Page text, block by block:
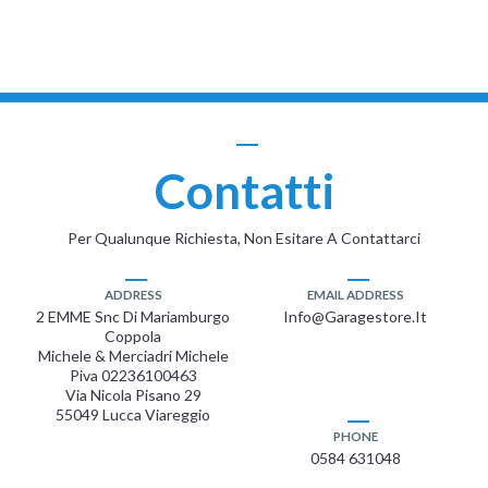
Contatti
Per Qualunque Richiesta, Non Esitare A Contattarci
ADDRESS
2 EMME Snc Di Mariamburgo
Coppola
Michele & Merciadri Michele
Piva 02236100463
Via Nicola Pisano 29
55049 Lucca Viareggio
EMAIL ADDRESS
Info@garagestore.it
PHONE
0584 631048